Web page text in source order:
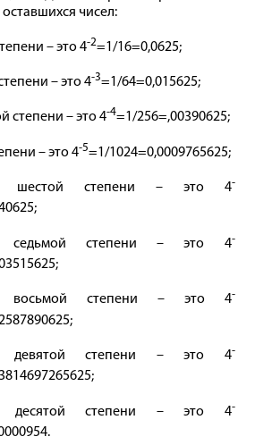
чисел:
– это 4-2=1/16=0,0625;
– это 4-3=1/64=0,015625;
степени – это 4-4=1/256=,00390625;
– это 4-5=1/1024=0,0009765625;
степени – это 4-
степени – это 4-
степени – это 4-
степени – это 4-
степени – это 4-